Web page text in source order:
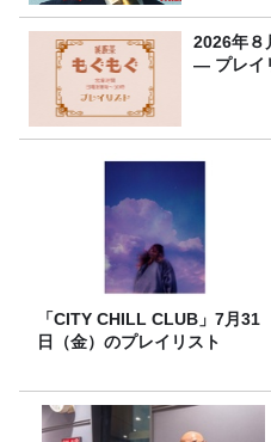
2026年８
― プレイ
「CITY CHILL CLUB」7月31
日（金）のプレイリスト